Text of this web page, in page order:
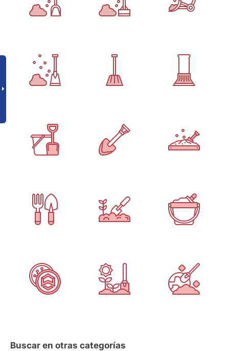
Buscar en otras categorías